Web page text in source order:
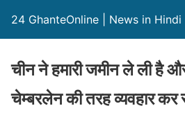
24 GhanteOnline | News in Hindi
चीन ने हमारी जमीन ले ली है
चेम्बरलेन की तरह व्यवहार कर